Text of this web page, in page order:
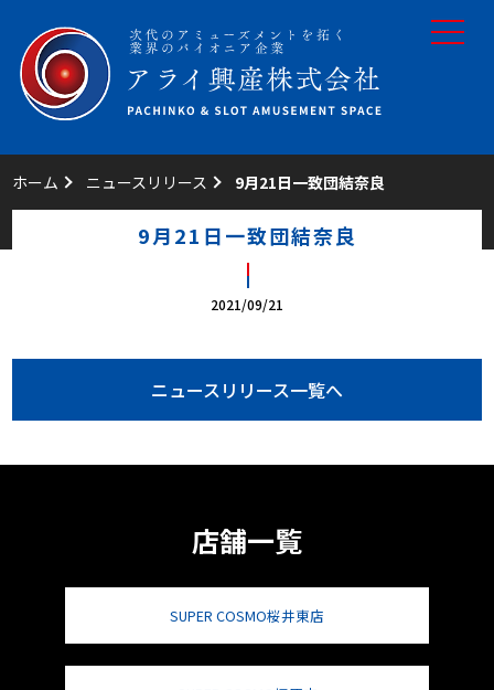
toggle
ホーム ニュースリリース 9月21日一致団結奈良
9月21日一致団結奈良
2021/09/21
ニュースリリース一覧へ
店舗一覧
SUPER COSMO桜井東店